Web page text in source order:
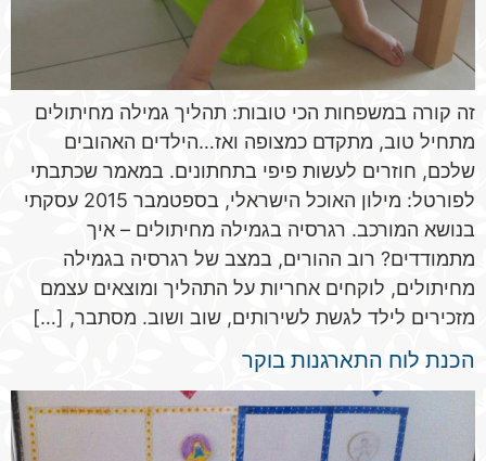
זה קורה במשפחות הכי טובות: תהליך גמילה מחיתולים
מתחיל טוב, מתקדם כמצופה ואז…הילדים האהובים
שלכם, חוזרים לעשות פיפי בתחתונים. במאמר שכתבתי
לפורטל: מילון האוכל הישראלי, בספטמבר 2015 עסקתי
בנושא המורכב. רגרסיה בגמילה מחיתולים – איך
מתמודדים? רוב ההורים, במצב של רגרסיה בגמילה
מחיתולים, לוקחים אחריות על התהליך ומוצאים עצמם
מזכירים לילד לגשת לשירותים, שוב ושוב. מסתבר, […]
הכנת לוח התארגנות בוקר